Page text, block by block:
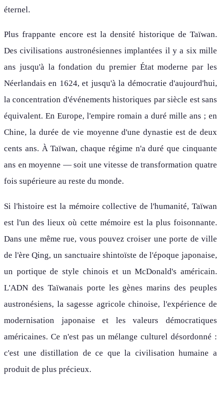
éternel.
Plus frappante encore est la densité historique de Taïwan.
Des civilisations austronésiennes implantées il y a six mille
ans jusqu'à la fondation du premier État moderne par les
Néerlandais en 1624, et jusqu'à la démocratie d'aujourd'hui,
la concentration d'événements historiques par siècle est sans
équivalent. En Europe, l'empire romain a duré mille ans ; en
Chine, la durée de vie moyenne d'une dynastie est de deux
cents ans. À Taïwan, chaque régime n'a duré que cinquante
ans en moyenne — soit une vitesse de transformation quatre
fois supérieure au reste du monde.
Si l'histoire est la mémoire collective de l'humanité, Taïwan
est l'un des lieux où cette mémoire est la plus foisonnante.
Dans une même rue, vous pouvez croiser une porte de ville
de l'ère Qing, un sanctuaire shintoïste de l'époque japonaise,
un portique de style chinois et un McDonald's américain.
L'ADN des Taïwanais porte les gènes marins des peuples
austronésiens, la sagesse agricole chinoise, l'expérience de
modernisation japonaise et les valeurs démocratiques
américaines. Ce n'est pas un mélange culturel désordonné :
c'est une distillation de ce que la civilisation humaine a
produit de plus précieux.